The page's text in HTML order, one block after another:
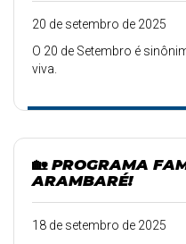
20 de setembro de 2025
O 20 de Setembro é
viva.
🏡 PROGRAMA
ARAMBARÉ!
18 de setembro de 2025